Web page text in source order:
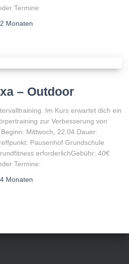
Termine:
2 Monaten
– Outdoor
Im Kurs erwartet dich ein
zur Verbesserung von
Mittwoch, 22.04.Dauer:
Pausenhof Grundschule
erforderlichGebühr: 40€
Termine:
4 Monaten